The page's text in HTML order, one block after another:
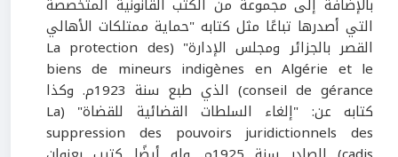
بالإضافة إلى مجموعة من الكتب القانونية المتخصصة
التي أصدرها تباعًا مثل كتابه "حماية ممتلكات الأهالي
القصر بالجزائر ومجلس الإدارة" (La protection des
biens de mineurs indigènes en Algérie et le
conseil de gérance) الذي طبع سنة 1923م. وكذا
كتابه عن: "إلغاء السلطات القضائية للقضاة" (La
suppression des pouvoirs juridictionnels des